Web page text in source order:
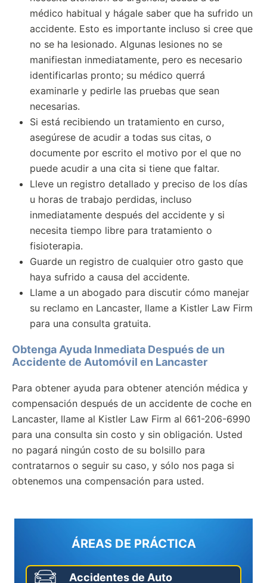
médico habitual y hágale saber que ha sufrido un
accidente. Esto es importante incluso si cree que
no se ha lesionado. Algunas lesiones no se
manifiestan inmediatamente, pero es necesario
identificarlas pronto; su médico querrá
examinarle y pedirle las pruebas que sean
necesarias.
Si está recibiendo un tratamiento en curso,
asegúrese de acudir a todas sus citas, o
documente por escrito el motivo por el que no
puede acudir a una cita si tiene que faltar.
Lleve un registro detallado y preciso de los días
u horas de trabajo perdidas, incluso
inmediatamente después del accidente y si
necesita tiempo libre para tratamiento o
fisioterapia.
Guarde un registro de cualquier otro gasto que
haya sufrido a causa del accidente.
Llame a un abogado para discutir cómo manejar
su reclamo en Lancaster, llame a Kistler Law Firm
para una consulta gratuita.
Obtenga Ayuda Inmediata Después de un
Accidente de Automóvil en Lancaster
Para obtener ayuda para obtener atención médica y
compensación después de un accidente de coche en
Lancaster, llame al Kistler Law Firm al 661-206-6990
para una consulta sin costo y sin obligación. Usted
no pagará ningún costo de su bolsillo para
contratarnos o seguir su caso, y sólo nos paga si
obtenemos una compensación para usted.
ÁREAS DE PRÁCTICA
Accidentes de Auto